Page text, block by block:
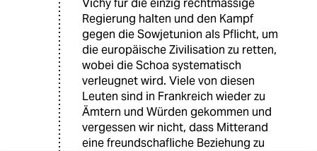
Regierung halten und den Kampf
gegen die Sowjetunion als Pflicht, um
die europäische Zivilisation zu retten,
wobei die Schoa systematisch
verleugnet wird. Viele von diesen
Leuten sind in Frankreich wieder zu
Ämtern und Würden gekommen und
vergessen wir nicht, dass Mitterand
eine freundschafliche Beziehung zu